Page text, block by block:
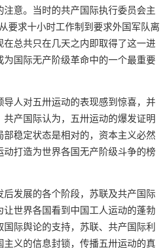
注意。当时的共产国际执行委员会主
要求十小时工作制到要求外国军队离
总共只在几天之内即取得了这一进
国际无产阶级革命中的一个最重要
导人对五卅运动的表现感到惊喜，并
共产国际认为，五卅运动的爆发证明
部稳定状态是相对的，资本主义必然
动打造为世界各国无产阶级斗争的榜
后发展的各个阶段，苏联及共产国际
让世界各国看到中国工人运动的蓬勃
际舆论的支持，苏联、共产国际利
主义的信息封锁，传播五卅运动的真